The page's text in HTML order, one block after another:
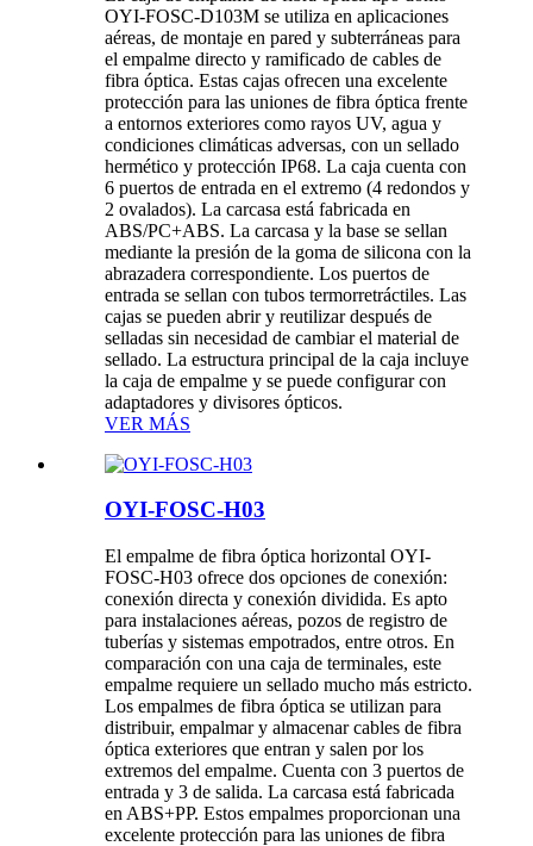
OYI-FOSC-D103M se utiliza en aplicaciones
aéreas, de montaje en pared y subterráneas para
el empalme directo y ramificado de cables de
fibra óptica. Estas cajas ofrecen una excelente
protección para las uniones de fibra óptica frente
a entornos exteriores como rayos UV, agua y
condiciones climáticas adversas, con un sellado
hermético y protección IP68. La caja cuenta con
6 puertos de entrada en el extremo (4 redondos y
2 ovalados). La carcasa está fabricada en
ABS/PC+ABS. La carcasa y la base se sellan
mediante la presión de la goma de silicona con la
abrazadera correspondiente. Los puertos de
entrada se sellan con tubos termorretráctiles. Las
cajas se pueden abrir y reutilizar después de
selladas sin necesidad de cambiar el material de
sellado. La estructura principal de la caja incluye
la caja de empalme y se puede configurar con
adaptadores y divisores ópticos.
VER MÁS
OYI-FOSC-H03
El empalme de fibra óptica horizontal OYI-
FOSC-H03 ofrece dos opciones de conexión:
conexión directa y conexión dividida. Es apto
para instalaciones aéreas, pozos de registro de
tuberías y sistemas empotrados, entre otros. En
comparación con una caja de terminales, este
empalme requiere un sellado mucho más estricto.
Los empalmes de fibra óptica se utilizan para
distribuir, empalmar y almacenar cables de fibra
óptica exteriores que entran y salen por los
extremos del empalme. Cuenta con 3 puertos de
entrada y 3 de salida. La carcasa está fabricada
en ABS+PP. Estos empalmes proporcionan una
excelente protección para las uniones de fibra